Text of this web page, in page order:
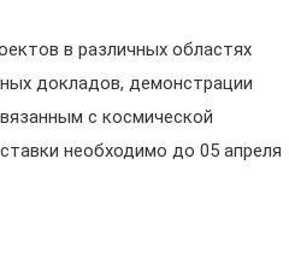
в различных областях
докладов, демонстрации
с космической
необходимо до 05 апреля